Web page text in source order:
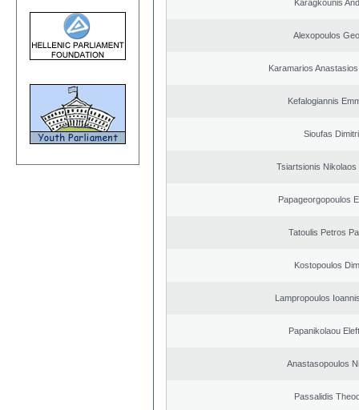
Karagkounis
Alexopoulos
Karamarios
Kefalogiannis
Sioufas
Tsiartsionis Nikolaos
Papageorgopoulos
Tatoulis Petros
Kostopoulos
Lampropoulos
Papanikolaou
Anastasopoulos
Passalidis